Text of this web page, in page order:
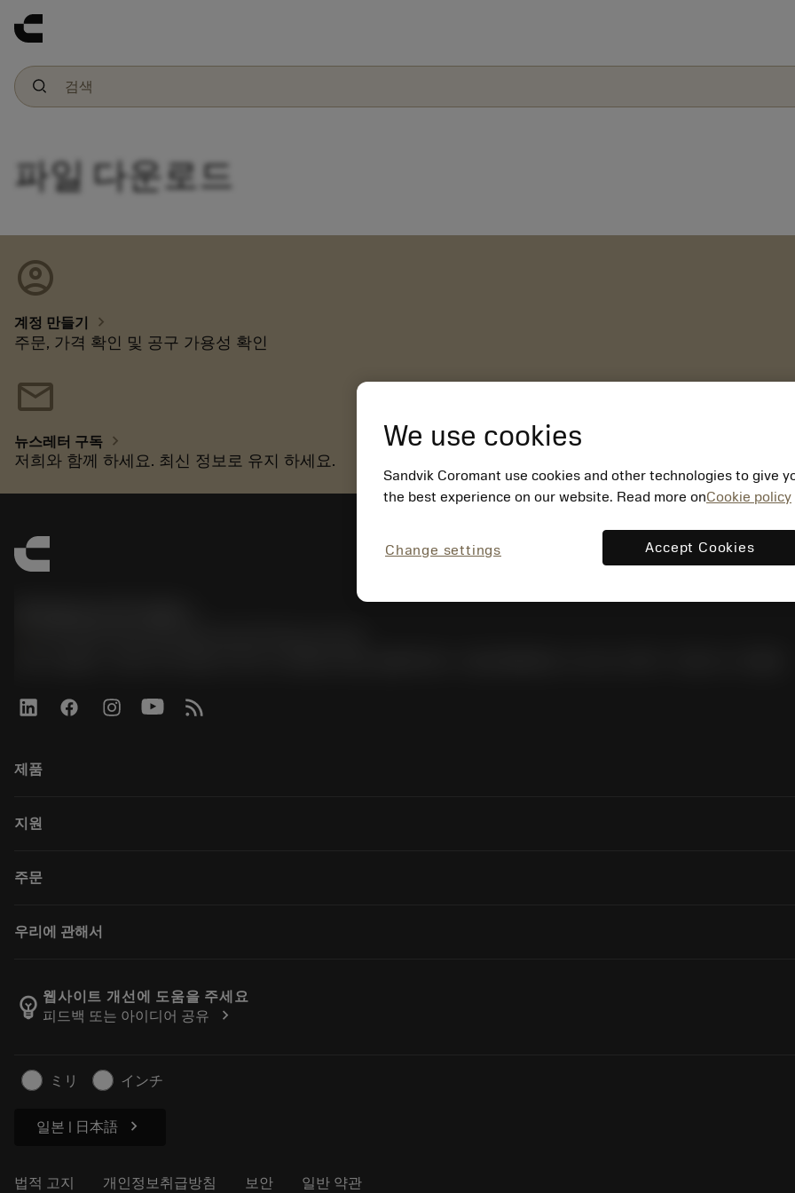
파일 다운로드
account_circle
계정 만들기 chevron_right
주문, 가격 확인 및 공구 가용성 확인
mail
뉴스레터 구독 chevron_right
저희와 함께 하세요. 최신 정보로 유지 하세요.
제품
모든 소프트웨어
재연마
지원
유통업체 및 전문업체
계산기 및 앱
주문
주문
주문 추적하기
견적을 작성하세요
우리에 관해서
Manufacturing Wellness
경력
기사
프레스용
emoji_objects 웹사이트 개선에 도움을 주세요
피드백 또는 아이디어 공유
chevron_right
ミリ インチ
일본 | 日本語 chevron_right
법적 고지 개인정보취급방침 보안 일반 약관
We use cookies
Sandvik Coromant use cookies and other technologies to give
the best experience on our website. Read more onCookie policy
Change settings Accept Cookies